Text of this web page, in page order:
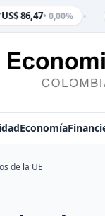
86,47• 0,00%
Economía
de la UE